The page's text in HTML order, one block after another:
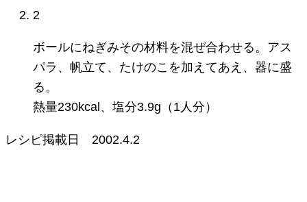
2
ボールにねぎみその材料を混ぜ合わせる。アス
パラ、帆立て、たけのこを加えてあえ、器に盛
る。
熱量230kcal、塩分3.9g（1人分）
レシピ掲載日 2002.4.2